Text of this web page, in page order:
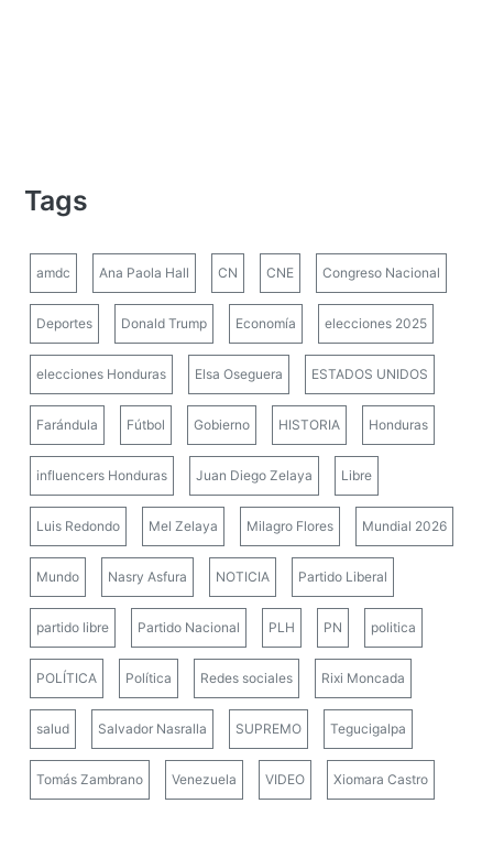
Tags
amdc Ana Paola Hall CN CNE Congreso Nacional
Deportes Donald Trump Economía elecciones 2025
elecciones Honduras Elsa Oseguera ESTADOS UNIDOS
Farándula Fútbol Gobierno HISTORIA Honduras
influencers Honduras Juan Diego Zelaya Libre
Luis Redondo Mel Zelaya Milagro Flores Mundial 2026
Mundo Nasry Asfura NOTICIA Partido Liberal
partido libre Partido Nacional PLH PN politica
POLÍTICA Política Redes sociales Rixi Moncada
salud Salvador Nasralla SUPREMO Tegucigalpa
Tomás Zambrano Venezuela VIDEO Xiomara Castro